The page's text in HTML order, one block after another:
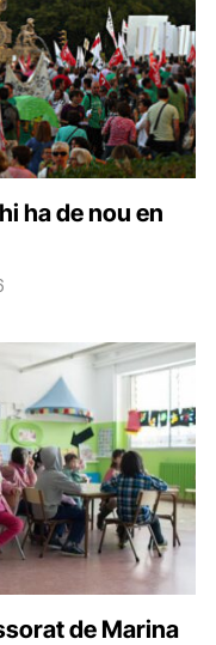
ha de nou en
de Marina